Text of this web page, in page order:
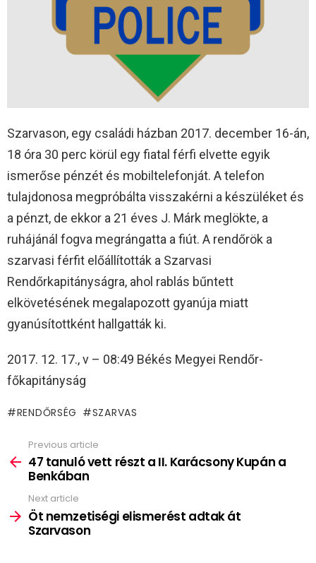
Szarvason, egy családi házban 2017. december 16-án,
18 óra 30 perc körül egy fiatal férfi elvette egyik
ismerőse pénzét és mobiltelefonját. A telefon
tulajdonosa megpróbálta visszakérni a készüléket és
a pénzt, de ekkor a 21 éves J. Márk meglökte, a
ruhájánál fogva megrángatta a fiút. A rendőrök a
szarvasi férfit előállították a Szarvasi
Rendőrkapitányságra, ahol rablás bűntett
elkövetésének megalapozott gyanúja miatt
gyanúsítottként hallgatták ki.
2017. 12. 17., v – 08:49 Békés Megyei Rendőr-
főkapitányság
RENDŐRSÉG SZARVAS
more
Previous article
47 tanuló vett részt a II. Karácsony Kupán a
Benkában
Next article
Öt nemzetiségi elismerést adtak át
Szarvason